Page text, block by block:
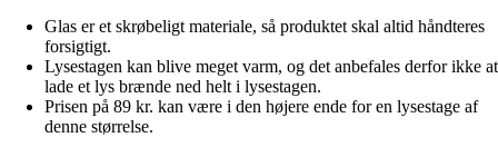
Glas er et skrøbeligt materiale, så produktet skal altid håndteres
forsigtigt.
Lysestagen kan blive meget varm, og det anbefales derfor ikke at
lade et lys brænde ned helt i lysestagen.
Prisen på 89 kr. kan være i den højere ende for en lysestage af
denne størrelse.